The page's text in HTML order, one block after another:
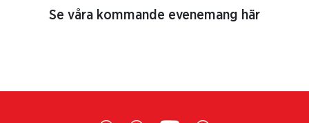
Se våra kommande evenemang här